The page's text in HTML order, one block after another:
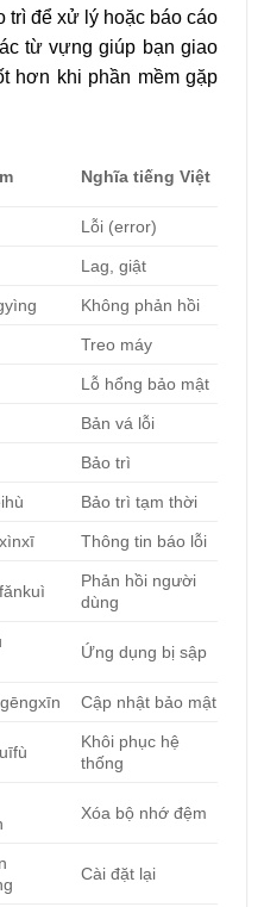
trì để xử lý hoặc báo cáo
từ vựng giúp bạn giao
hơn khi phần mềm gặp
Nghĩa tiếng Việt
Lỗi (error)
Lag, giật
Không phản hồi
Treo máy
Lỗ hổng bảo mật
Bản vá lỗi
Bảo trì
Bảo trì tạm thời
Thông tin báo lỗi
Phản hồi người
dùng
Ứng dụng bị sập
Cập nhật bảo mật
Khôi phục hệ
thống
Xóa bộ nhớ đệm
Cài đặt lại